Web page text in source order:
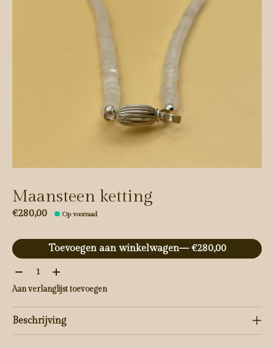
Maansteen ketting
€280,00 Op voorraad
Toevoegen aan winkelwagen
— €280,00
Aantal:
Aan verlanglijst toevoegen
Beschrijving